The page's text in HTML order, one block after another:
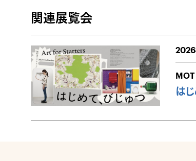
関連展覧会
2026
は